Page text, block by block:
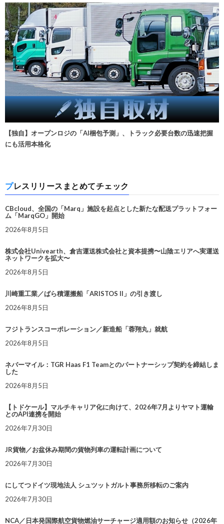
【独自】オープンロジの「AI梱包予測」、トラック必要台数の迅速把握
にも活用本格化
プレスリリースまとめてチェック
CBcloud、全国の「Marq」施設を起点とした新たな配送プラットフォー
ム「MarqGO」開始
2026年8月5日
株式会社Univearth、倉吉運送株式会社と資本提携〜山陰エリアへ実運送
ネットワークを拡大〜
2026年8月5日
川崎重工業／ばら積運搬船「ARISTOS II」の引き渡し
2026年8月5日
フジトランスコーポレーション／新造船「蓉翔丸」就航
2026年8月5日
ネバーマイル：TGR Haas F1 Teamとのパートナーシップ契約を締結しま
した
2026年8月5日
【トドケール】マルチキャリア化に向けて、2026年7月よりヤマト運輸
とのAPI連携を開始
2026年7月30日
JR貨物／お盆休み期間の貨物列車の運転計画について
2026年7月30日
にしてつドイツ現地法人 シュツットガルト事務所移転のご案内
2026年7月30日
NCA／日本発国際航空貨物燃油サーチャージ適用額のお知らせ（2026年